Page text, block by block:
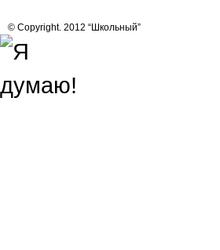
© Copyright. 2012 “Школьный”